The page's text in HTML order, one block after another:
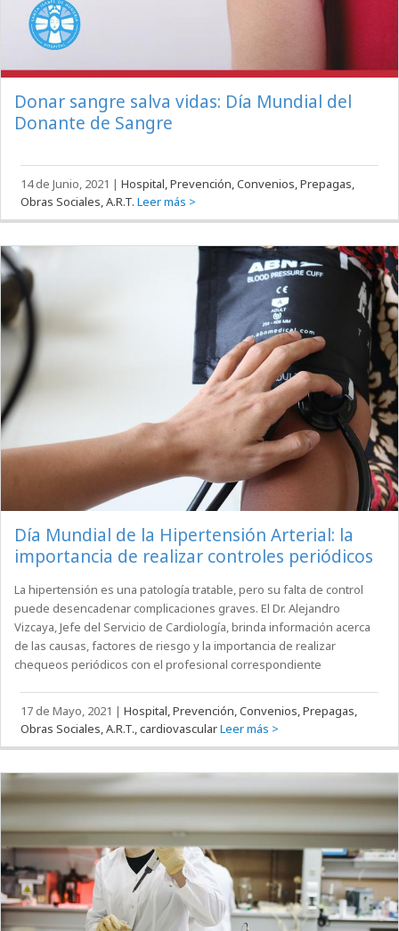
Donar sangre salva vidas: Día Mundial del
Donante de Sangre
14 de Junio, 2021 |Hospital, Prevención, Convenios, Prepagas,
Obras Sociales, A.R.T. Leer más >
Día Mundial de la Hipertensión Arterial: la
importancia de realizar controles periódicos
La hipertensión es una patología tratable, pero su falta de control
puede desencadenar complicaciones graves. El Dr. Alejandro
Vizcaya, Jefe del Servicio de Cardiología, brinda información acerca
de las causas, factores de riesgo y la importancia de realizar
chequeos periódicos con el profesional correspondiente
17 de Mayo, 2021 |Hospital, Prevención, Convenios, Prepagas,
Obras Sociales, A.R.T., cardiovascularLeer más >